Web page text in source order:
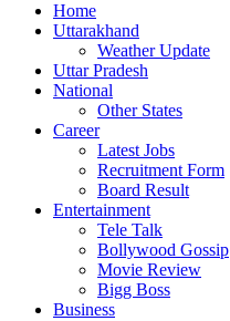
Home
Uttarakhand
Weather Update
Uttar Pradesh
National
Other States
Career
Latest Jobs
Recruitment Form
Board Result
Entertainment
Tele Talk
Bollywood Gossip
Movie Review
Bigg Boss
Business